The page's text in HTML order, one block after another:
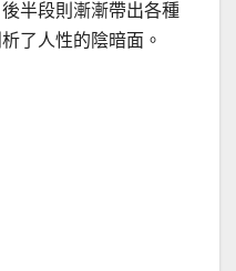
半段則漸漸帶出各種
了人性的陰暗面。